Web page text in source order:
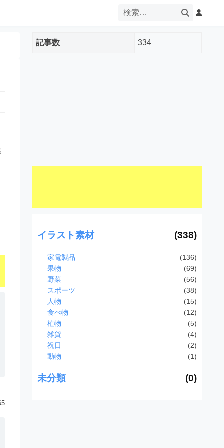
記事数 334
イラスト素材 (338)
家電製品
(136)
果物
(69)
野菜
(56)
スポーツ
(38)
人物
(15)
食べ物
(12)
植物
(5)
雑貨
(4)
祝日
(2)
動物
(1)
未分類 (0)